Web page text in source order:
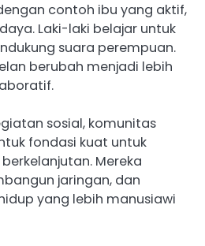
contoh ibu yang aktif,
Laki-laki belajar untuk
suara perempuan.
berubah menjadi lebih
sosial, komunitas
fondasi kuat untuk
Mereka
jaringan, dan
yang lebih manusiawi